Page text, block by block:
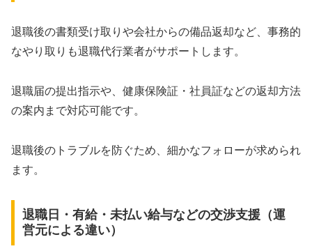
退職後の書類受け取りや会社からの備品返却など、事務的
なやり取りも退職代行業者がサポートします。
退職届の提出指示や、健康保険証・社員証などの返却方法
の案内まで対応可能です。
退職後のトラブルを防ぐため、細かなフォローが求められ
ます。
退職日・有給・未払い給与などの交渉支援（運
営元による違い）